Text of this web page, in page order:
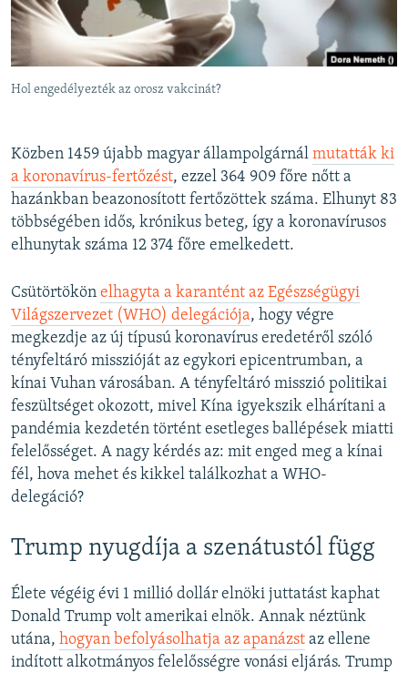
Hol engedélyezték az orosz vakcinát?
Közben 1459 újabb magyar állampolgárnál mutatták ki
a koronavírus-fertőzést, ezzel 364 909 főre nőtt a
hazánkban beazonosított fertőzöttek száma. Elhunyt 83
többségében idős, krónikus beteg, így a koronavírusos
elhunytak száma 12 374 főre emelkedett.
Csütörtökön elhagyta a karantént az Egészségügyi
Világszervezet (WHO) delegációja, hogy végre
megkezdje az új típusú koronavírus eredetéről szóló
tényfeltáró misszióját az egykori epicentrumban, a
kínai Vuhan városában. A tényfeltáró misszió politikai
feszültséget okozott, mivel Kína igyekszik elhárítani a
pandémia kezdetén történt esetleges ballépések miatti
felelősséget. A nagy kérdés az: mit enged meg a kínai
fél, hova mehet és kikkel találkozhat a WHO-
delegáció?
Trump nyugdíja a szenátustól függ
Élete végéig évi 1 millió dollár elnöki juttatást kaphat
Donald Trump volt amerikai elnök. Annak néztünk
utána, hogyan befolyásolhatja az apanázst az ellene
indított alkotmányos felelősségre vonási eljárás. Trump